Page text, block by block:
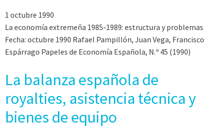
1 octubre 1990
La economía extremeña 1985-1989: estructura y problemas
Fecha: octubre 1990 Rafael Pampillón, Juan Vega, Francisco
Espárrago Papeles de Economía Española, N.º 45 (1990)
La balanza española de
royalties, asistencia técnica y
bienes de equipo